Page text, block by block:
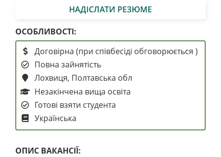
НАДІСЛАТИ РЕЗЮМЕ
ОСОБЛИВОСТІ:
Договірна (при співбесіді обговорюється )
Повна зайнятість
Лохвиця, Полтавська обл
Незакінчена вища освіта
Готові взяти студента
Українська
ОПИС ВАКАНСІЇ: